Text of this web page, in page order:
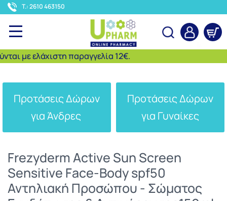
T.: 2610 463150
με ελάχιστη παραγγελία 12€.
Αναζήτηση
Προτάσεις Δώρων
για Άνδρες
Προτάσεις Δώρων
για Γυναίκες
Frezyderm Active Sun Screen
Sensitive Face-Body spf50
Αντηλιακή Προσώπου - Σώματος